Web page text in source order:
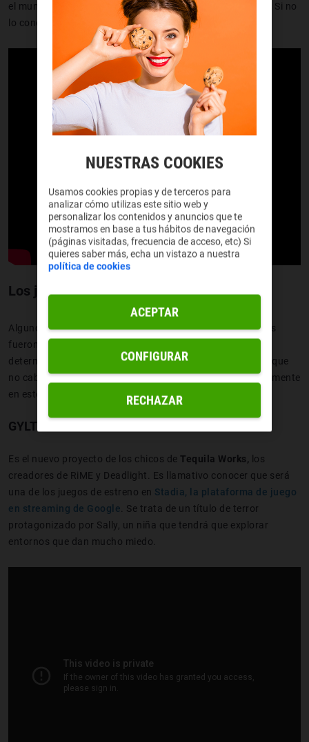
el mundo de la animación, batiendo a superproducciones. Si no
lo conocéis, no os lo perdáis en funcionamiento:
Los juegos más esperados en 2019
Algunos llevan tiempo en desarrollo, a punto de salir, otros
fueron presentados en
, por lo que es difícil
determinar si terminarán apareciendo este mismo año, lo que
no cabe duda es que se han hecho importantes mediáticamente
en estos días y queremos que le echéis un ojo:
GYLT
Es el nuevo proyecto de los chicos de Tequila Works,
los
creadores de RiME y Deadlight. Es llamativo conocer que será
una de los juegos de estreno en Stadia, la plataforma de juego
en streaming de Google . Se trata de un título de terror
protagonizado por Sally, un niña que tendrá que explorar
entornos que dan mucho miedo.
NUESTRAS COOKIES
Usamos cookies propias y de terceros para
analizar cómo utilizas este sitio web y
personalizar los contenidos y anuncios que te
mostramos en base a tus hábitos de navegación
(páginas visitadas, frecuencia de acceso, etc) Si
quieres saber más, echa un vistazo a nuestra
política de cookies
RECHAZAR
ACEPTAR
CONFIGURAR